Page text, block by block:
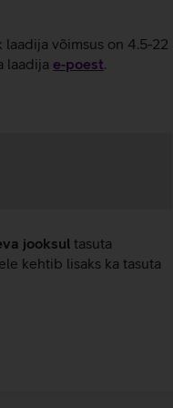
laadija võimsus on 4.5-22
laadija e‑poest.
jooksul tasuta
kehtib lisaks ka tasuta